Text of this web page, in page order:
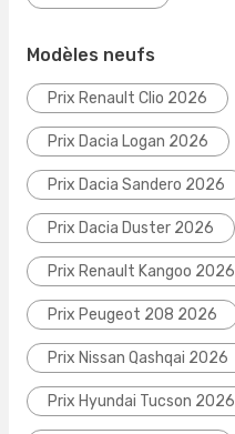
Modèles neufs
Prix Renault Clio 2026
Prix Dacia Logan 2026
Prix Dacia Sandero 2026
Prix Dacia Duster 2026
Prix Renault Kangoo 2026
Prix Peugeot 208 2026
Prix Nissan Qashqai 2026
Prix Hyundai Tucson 2026